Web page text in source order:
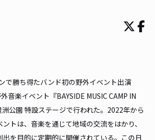
で勝ち得たバンド初の野外イベント出演
音楽イベント『BAYSIDE MUSIC CAMP IN
洲公園 特設ステージで行われた。2022年から
トは、音楽を通じて地域の交流をはかり、
を目的に定期的に開催されている。この日